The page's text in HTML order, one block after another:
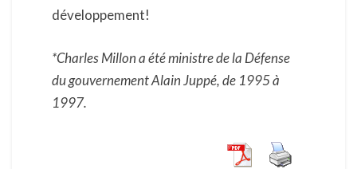
développement!
*Charles Millon a été ministre de la Défense
du gouvernement Alain Juppé, de 1995 à
1997.